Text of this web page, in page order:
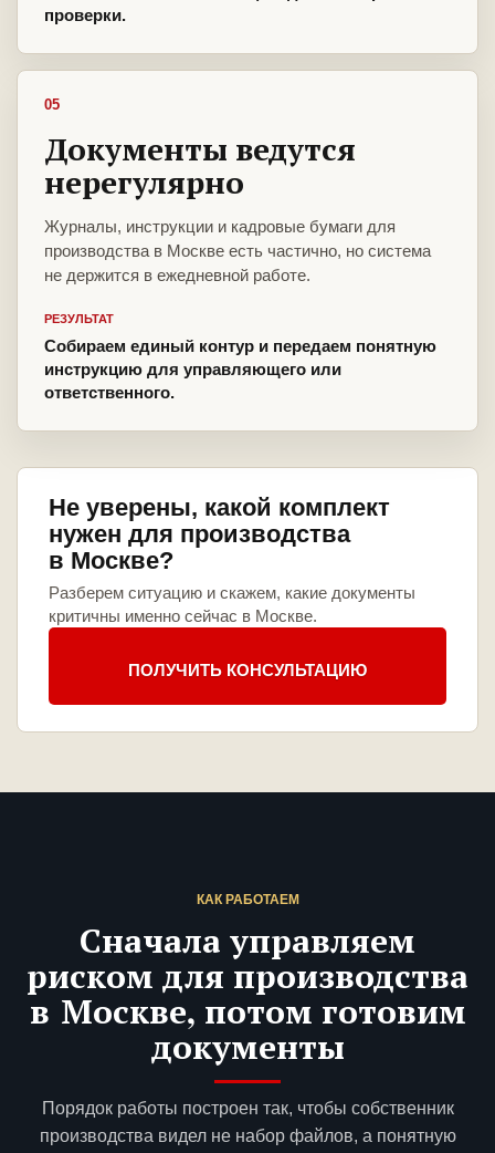
проверки.
05
Документы ведутся
нерегулярно
Журналы, инструкции и кадровые бумаги для
производства в Москве есть частично, но система
не держится в ежедневной работе.
РЕЗУЛЬТАТ
Собираем единый контур и передаем понятную
инструкцию для управляющего или
ответственного.
Не уверены, какой комплект
нужен для производства
в Москве?
Разберем ситуацию и скажем, какие документы
критичны именно сейчас в Москве.
ПОЛУЧИТЬ КОНСУЛЬТАЦИЮ
КАК РАБОТАЕМ
Сначала управляем
риском для производства
в Москве, потом готовим
документы
Порядок работы построен так, чтобы собственник
производства видел не набор файлов, а понятную